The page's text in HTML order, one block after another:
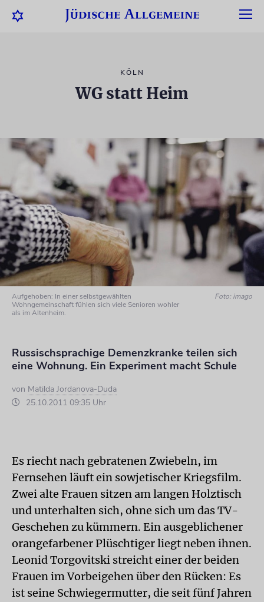
KÖLN
WG statt Heim
Aufgehoben: In einer selbstgewählten
Wohngemeinschaft fühlen sich viele Senioren wohler
als im Altenheim.
Foto: imago
Russischsprachige Demenzkranke teilen sich
eine Wohnung. Ein Experiment macht Schule
von Matilda Jordanova-Duda
25.10.2011 09:35 Uhr
Es riecht nach gebratenen Zwiebeln, im
Fernsehen läuft ein sowjetischer Kriegsfilm.
Zwei alte Frauen sitzen am langen Holztisch
und unterhalten sich, ohne sich um das TV-
Geschehen zu kümmern. Ein ausgeblichener
orangefarbener Plüschtiger liegt neben ihnen.
Leonid Torgovitski streicht einer der beiden
Frauen im Vorbeigehen über den Rücken: Es
ist seine Schwiegermutter, die seit fünf Jahren